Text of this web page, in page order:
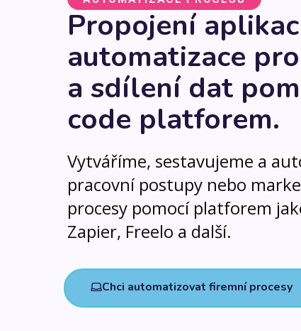
Propojení
automatizace
a sdílení dat
code platforem.
Vytváříme, sestavujeme a
pracovní postupy nebo
procesy pomocí platforem
Zapier, Freelo a další.
Chci automatizovat firemní procesy